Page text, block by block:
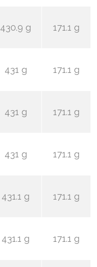
430.9 g 171.1 g
431 g 171.1 g
431 g 171.1 g
431 g 171.1 g
431.1 g 171.1 g
431.1 g 171.1 g